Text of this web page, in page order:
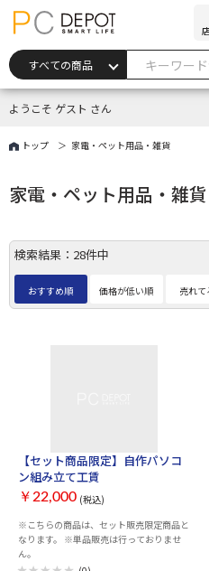
ようこそ ゲスト さん
トップ 家電・ペット用品・雑貨
家電・ペット用品・雑貨
検索結果：28件中
おすすめ順 価格が低い順 売れて
【セット商品限定】自作パソコ
ン組み立て工賃
￥22,000 (税込)
※こちらの商品は、セット販売限定商品と
なります。 ※単品販売は行っておりませ
ん。